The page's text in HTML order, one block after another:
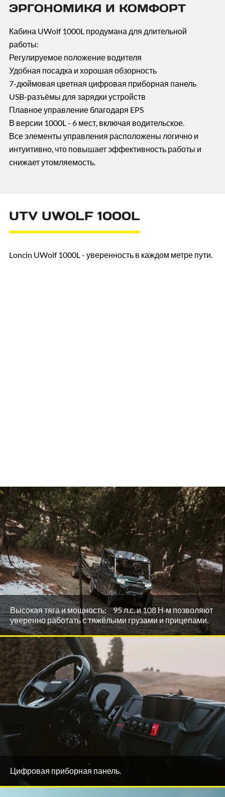
ЭРГОНОМИКА И КОМФОРТ
Кабина UWolf 1000L продумана для длительной
работы:
Регулируемое положение водителя
Удобная посадка и хорошая обзорность
7-дюймовая цветная цифровая приборная панель
USB-разъёмы для зарядки устройств
Плавное управление благодаря EPS
В версии 1000L - 6 мест, включая водительское.
Все элементы управления расположены логично и
интуитивно, что повышает эффективность работы и
снижает утомляемость.
UTV UWOLF 1000L
Loncin UWolf 1000L - уверенность в каждом метре пути.
Высокая тяга и мощность: 95 л.с. и 108 Н·м позволяют
уверенно работать с тяжёлыми грузами и прицепами.
Цифровая приборная панель.